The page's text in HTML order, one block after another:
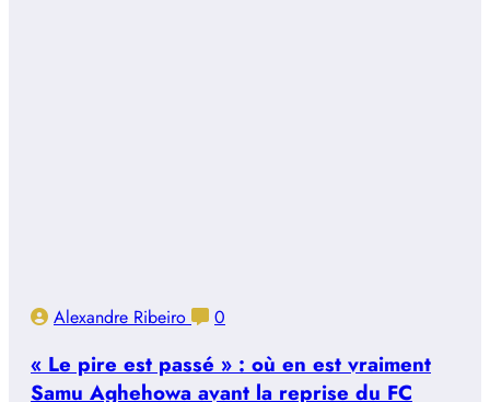
Alexandre Ribeiro 0
« Le pire est passé » : où en est vraiment
Samu Aghehowa avant la reprise du FC